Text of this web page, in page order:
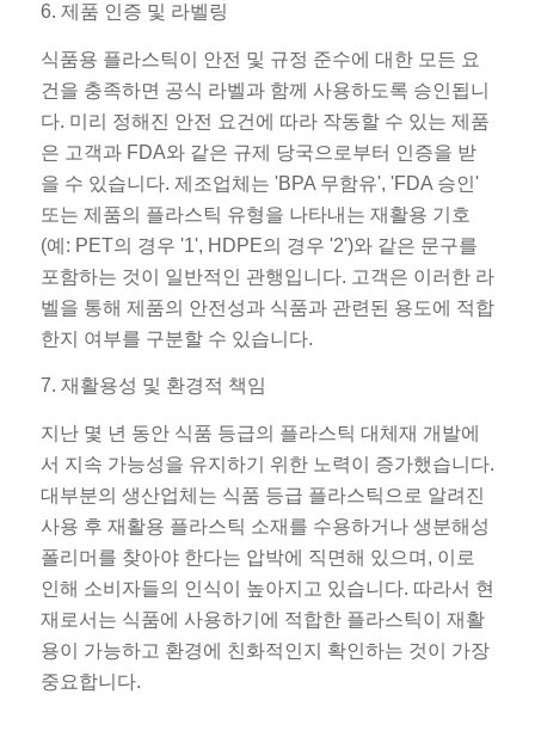
6. 제품 인증 및 라벨링
식품용 플라스틱이 안전 및 규정 준수에 대한 모든 요
건을 충족하면 공식 라벨과 함께 사용하도록 승인됩니
다. 미리 정해진 안전 요건에 따라 작동할 수 있는 제품
은 고객과 FDA와 같은 규제 당국으로부터 인증을 받
을 수 있습니다. 제조업체는 'BPA 무함유', 'FDA 승인'
또는 제품의 플라스틱 유형을 나타내는 재활용 기호
(예: PET의 경우 '1', HDPE의 경우 '2')와 같은 문구를
포함하는 것이 일반적인 관행입니다. 고객은 이러한 라
벨을 통해 제품의 안전성과 식품과 관련된 용도에 적합
한지 여부를 구분할 수 있습니다.
7. 재활용성 및 환경적 책임
지난 몇 년 동안 식품 등급의 플라스틱 대체재 개발에
서 지속 가능성을 유지하기 위한 노력이 증가했습니다.
대부분의 생산업체는 식품 등급 플라스틱으로 알려진
사용 후 재활용 플라스틱 소재를 수용하거나 생분해성
폴리머를 찾아야 한다는 압박에 직면해 있으며, 이로
인해 소비자들의 인식이 높아지고 있습니다. 따라서 현
재로서는 식품에 사용하기에 적합한 플라스틱이 재활
용이 가능하고 환경에 친화적인지 확인하는 것이 가장
중요합니다.